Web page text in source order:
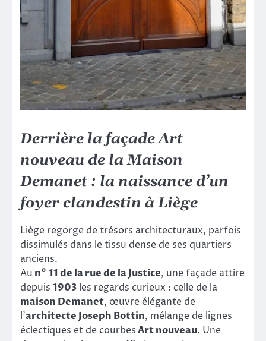
Derrière la façade Art
nouveau de la Maison
Demanet : la naissance d’un
foyer clandestin à Liège
Liège regorge de trésors architecturaux, parfois
dissimulés dans le tissu dense de ses quartiers
anciens.
Au n° 11 de la rue de la Justice, une façade attire
depuis 1903 les regards curieux : celle de la
maison Demanet, œuvre élégante de
l’architecte Joseph Bottin, mélange de lignes
éclectiques et de courbesArt nouveau. Une